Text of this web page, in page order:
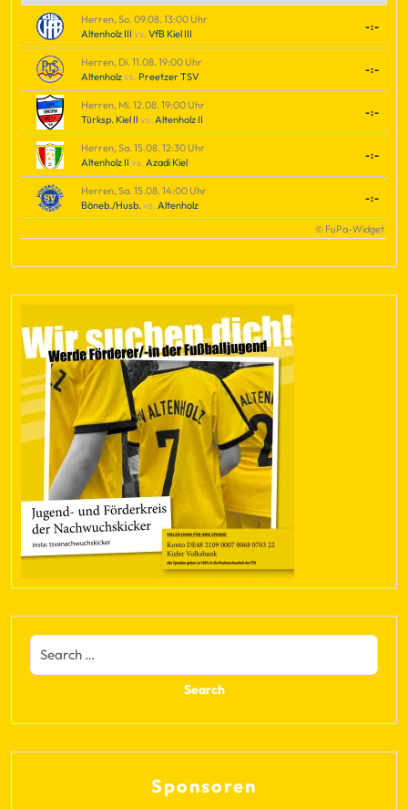
Herren, So. 09.08. 13:00 Uhr
Altenholz III vs.VfB Kiel III
-:-
Herren, Di. 11.08. 19:00 Uhr
Altenholzvs. Preetzer TSV
-:-
Herren, Mi. 12.08. 19:00 Uhr
Türksp. Kiel II vs.Altenholz II
-:-
Herren, Sa. 15.08. 12:30 Uhr
Altenholz II vs.Azadi Kiel
-:-
Herren, Sa. 15.08. 14:00 Uhr
Böneb./Husb.vs.Altenholz
-:-
© FuPa-Widget
Sponsoren